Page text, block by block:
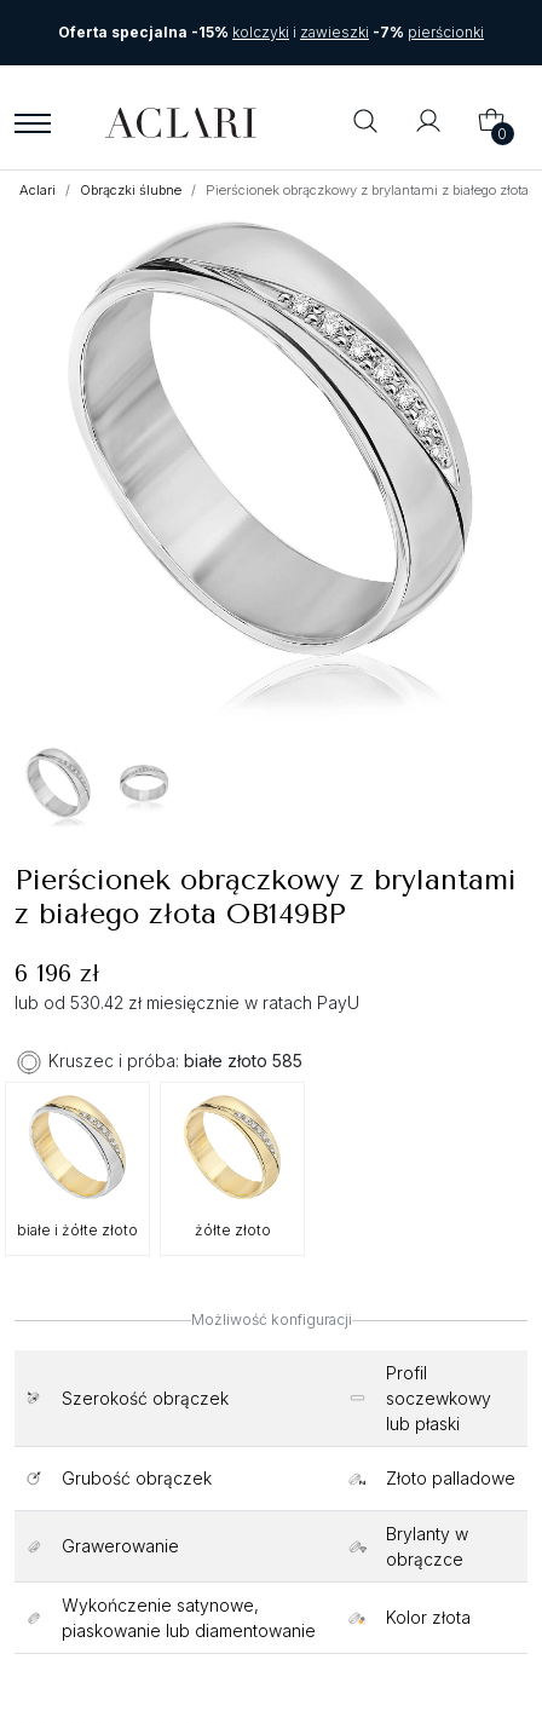
Oferta specjalna -15% kolczyki i zawieszki -7% pierścionki
0
Aclari Obrączki ślubne Pierścionek obrączkowy z brylantami z białego złota
Pierścionek obrączkowy z brylantami
z białego złota OB149BP
6 196 zł
lub od 530.42 zł miesięcznie w ratach PayU
Kruszec i próba: białe złoto 585
białe i żółte złoto żółte złoto
Możliwość konfiguracji
Szerokość obrączek
Profil
soczewkowy
lub płaski
Grubość obrączek Złoto palladowe
Grawerowanie
Brylanty w
obrączce
Wykończenie satynowe,
piaskowanie lub diamentowanie
Kolor złota